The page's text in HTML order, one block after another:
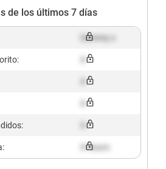
de los últimos 7 días
Dummy x
X hours